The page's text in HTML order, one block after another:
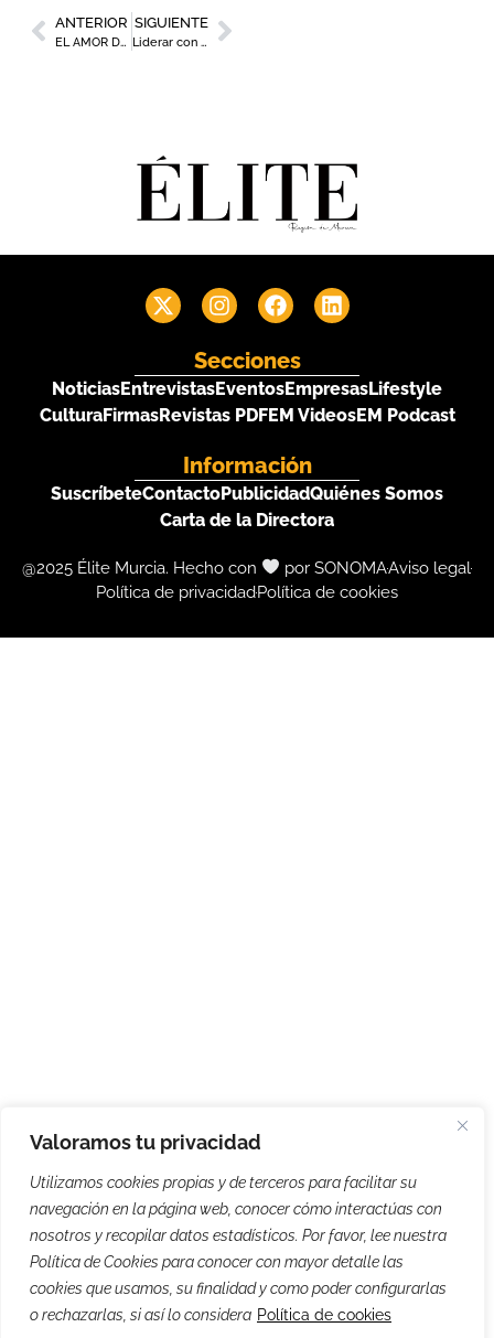
Valoramos tu privacidad
Utilizamos cookies propias y de terceros para facilitar su
navegación en la página web, conocer cómo interactúas con
nosotros y recopilar datos estadísticos. Por favor, lee nuestra
Política de Cookies para conocer con mayor detalle las
cookies que usamos, su finalidad y como poder configurarlas
o rechazarlas, si así lo considera Política de cookies
ANTERIOR
EL AMOR DE TU VIDA
SIGUIENTE
Liderar con alma en tiempos de IA
Secciones
NoticiasEntrevistasEventosEmpresasLifestyle
CulturaFirmasRevistas PDFEM VideosEM Podcast
Información
SuscríbeteContactoPublicidadQuiénes Somos
Carta de la Directora
@2025 Élite Murcia. Hecho con por SONOMAAviso legal
Política de privacidadPolítica de cookies